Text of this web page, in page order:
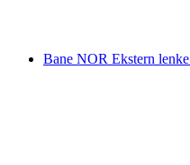
Bane NOR Ekstern lenke